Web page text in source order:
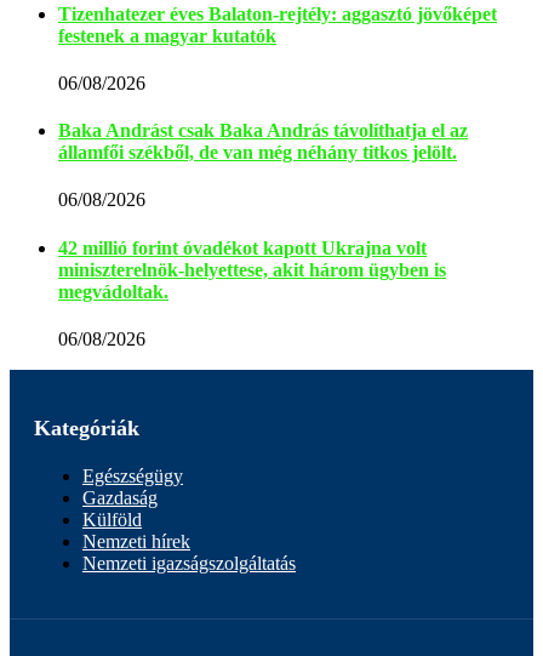
Tizenhatezer éves Balaton-rejtély: aggasztó jövőképet
festenek a magyar kutatók
06/08/2026
Baka Andrást csak Baka András távolíthatja el az
államfői székből, de van még néhány titkos jelölt.
06/08/2026
42 millió forint óvadékot kapott Ukrajna volt
miniszterelnök-helyettese, akit három ügyben is
megvádoltak.
06/08/2026
Kategóriák
Egészségügy
Gazdaság
Külföld
Nemzeti hírek
Nemzeti igazságszolgáltatás